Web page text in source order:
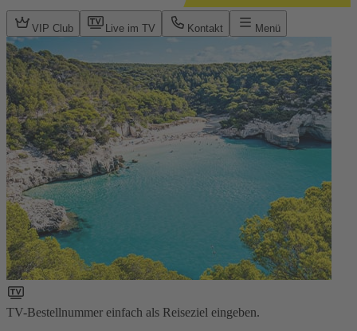
VIP Club Live im TV Kontakt Menü
TV-Bestellnummer einfach als Reiseziel eingeben.